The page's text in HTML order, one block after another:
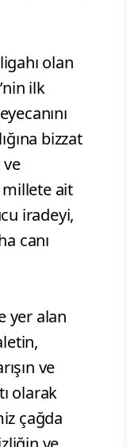
olan
ilk
bizzat
ve
millete ait
iradeyi,
canı
yer alan
ve
olarak
çağda